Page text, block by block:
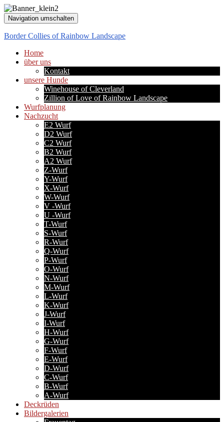
Navigation umschalten
Border Collies of Rainbow Landscape
Home
über uns
Kontakt
unsere Hunde
Winehouse of Cleverland
Zillion of Love of Rainbow Landscape
Wurfplanung
Nachzucht
E2 Wurf
D2 Wurf
C2 Wurf
B2 Wurf
A2 Wurf
Z-Wurf
Y-Wurf
X-Wurf
W-Wurf
V -Wurf
U -Wurf
T-Wurf
S-Wurf
R-Wurf
Q-Wurf
P-Wurf
O-Wurf
N-Wurf
M-Wurf
L-Wurf
K-Wurf
J-Wurf
I-Wurf
H-Wurf
G-Wurf
F-Wurf
E-Wurf
D-Wurf
C-Wurf
B-Wurf
A-Wurf
Deckrüden
Bildergalerien